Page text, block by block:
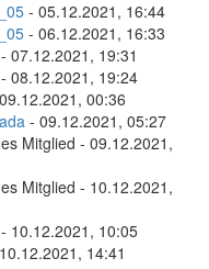
- 05.12.2021, 16:44
- 06.12.2021, 16:33
- 07.12.2021, 19:31
- 08.12.2021, 19:24
00:36
- 09.12.2021, 05:27
Mitglied - 09.12.2021,
Mitglied - 10.12.2021,
- 10.12.2021, 10:05
14:41